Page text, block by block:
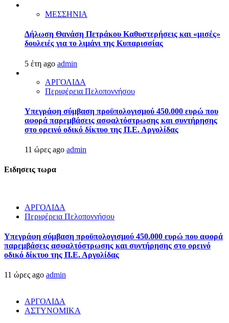
ΜΕΣΣΗΝΙΑ
Δήλωση Θανάση Πετράκου Καθυστερήσεις και «μισές»
δουλειές για το λιμάνι της Κυπαρισσίας
5 έτη ago admin
ΑΡΓΟΛΙΔΑ
Περιφέρεια Πελοποννήσου
Υπεγράφη σύμβαση προϋπολογισμού 450.000 ευρώ που
αφορά παρεμβάσεις ασφαλτόστρωσης και συντήρησης
στο ορεινό οδικό δίκτυο της Π.Ε. Αργολίδας
11 ώρες ago admin
Ειδησεις τωρα
ΑΡΓΟΛΙΔΑ
Περιφέρεια Πελοποννήσου
Υπεγράφη σύμβαση προϋπολογισμού 450.000 ευρώ που αφορά
παρεμβάσεις ασφαλτόστρωσης και συντήρησης στο ορεινό
οδικό δίκτυο της Π.Ε. Αργολίδας
11 ώρες ago admin
ΑΡΓΟΛΙΔΑ
ΑΣΤΥΝΟΜΙΚΑ